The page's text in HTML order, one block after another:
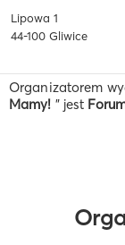
Lipowa 1
44-100 Gliwice
Organizatorem
Mamy! " jest